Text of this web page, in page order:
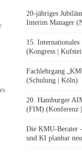
20-jähriges
Interim Manager
15.
(Kongress |
Fachlehrgang
(Schulung | Köln)
20. Hamburger
(FIM) (Konferenz
Die KMU-Berater
und KI planbar